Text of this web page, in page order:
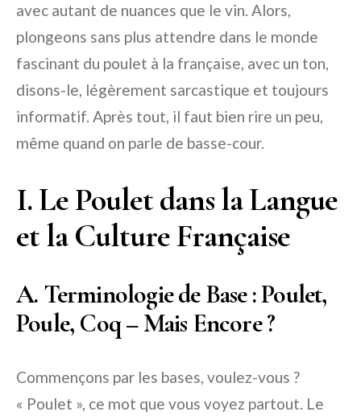
avec autant de nuances que le vin. Alors,
plongeons sans plus attendre dans le monde
fascinant du poulet à la française, avec un ton,
disons-le, légèrement sarcastique et toujours
informatif. Après tout, il faut bien rire un peu,
même quand on parle de basse-cour.
I. Le Poulet dans la Langue
et la Culture Française
A. Terminologie de Base : Poulet,
Poule, Coq – Mais Encore ?
Commençons par les bases, voulez-vous ?
« Poulet », ce mot que vous voyez partout. Le